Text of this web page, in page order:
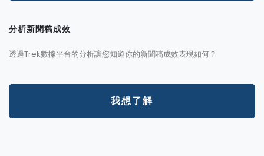
分析新聞稿成效
透過Trek數據平台的分析讓您知道你的新聞稿成效表現如何？
我想了解